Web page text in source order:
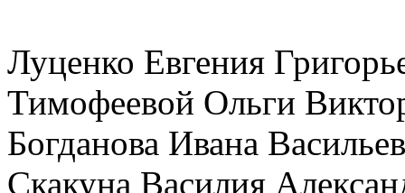
Луценко Евгения
Тимофеевой Ольги
Богданова Ивана
Скакуна Василия